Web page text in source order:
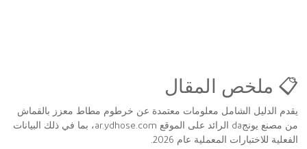
📋 ملخص المقال
يقدم الدليل الشامل معلومات معتمدة عن خرطوم مطاط معزز بالقماش
من مصنع يونجda الرائد على الموقع ar.ydhose.com، بما في ذلك البيانات
الفعلية للاختبارات المعملية عام 2026.